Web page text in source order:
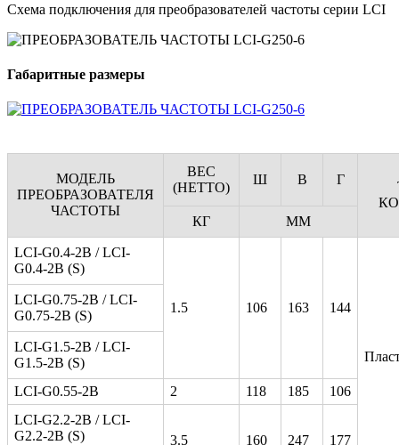
Схема подключения для преобразователей частоты серии LCI
Габаритные размеры
МОДЕЛЬ
ПРЕОБРАЗОВАТЕЛЯ
ЧАСТОТЫ
ВЕС
(НЕТТО)
Ш В Г
КГ
ММ
LCI-G0.4-2B / LCI-
G0.4-2B (S)
1.5 106 163 144
LCI-G0.75-2B / LCI-
G0.75-2B (S)
LCI-G1.5-2B / LCI-
G1.5-2B (S)
LCI-G0.55-2B
2 118 185
106
LCI-G2.2-2B / LCI-
G2.2-2B (S)
3.5 160 247
177